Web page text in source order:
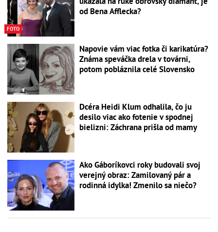
FOTO
od Bena Afflecka?
Napovie vám viac fotka či karikatúra?
Známa speváčka drela v továrni,
potom pobláznila celé Slovensko
Dcéra Heidi Klum odhalila, čo ju
desilo viac ako fotenie v spodnej
bielizni: Záchrana prišla od mamy
Ako Gáboríkovci roky budovali svoj
verejný obraz: Zamilovaný pár a
rodinná idylka! Zmenilo sa niečo?